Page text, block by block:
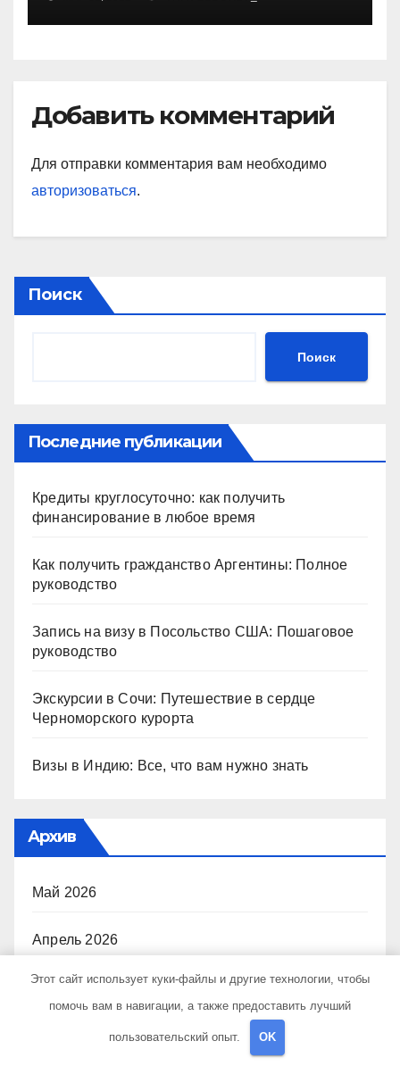
Добавить комментарий
Для отправки комментария вам необходимо
авторизоваться.
Поиск
Поиск
Последние публикации
Кредиты круглосуточно: как получить
финансирование в любое время
Как получить гражданство Аргентины: Полное
руководство
Запись на визу в Посольство США: Пошаговое
руководство
Экскурсии в Сочи: Путешествие в сердце
Черноморского курорта
Визы в Индию: Все, что вам нужно знать
Архив
Май 2026
Апрель 2026
Апрель 2025
Сентябрь 2024
Этот сайт использует куки-файлы и другие технологии, чтобы
помочь вам в навигации, а также предоставить лучший
пользовательский опыт. OK